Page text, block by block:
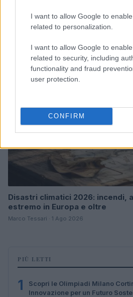
I want to allow Google to
related to personalization.
I want to allow Google to
related to security, including
functionality and fraud
user protection.
CONFIRM
Bocciature scolastiche: i casi
fatto discutere
NEWS
Disastri climatici 2026: incendi,
estremo in Europa e oltre
Marco Tessari · 1 Ago 2026
PIÙ LETTI
1
Scopri le Olimpiadi Milano
Innovazione per un Futuro